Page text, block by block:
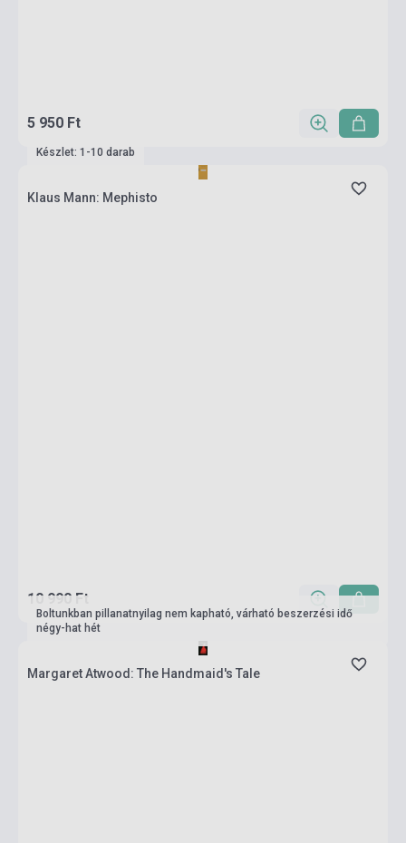
5 950 Ft
Készlet: 1-10 darab
Klaus Mann: Mephisto
10 990 Ft
Boltunkban pillanatnyilag nem kapható, várható beszerzési idő
négy-hat hét
Margaret Atwood: The Handmaid's Tale